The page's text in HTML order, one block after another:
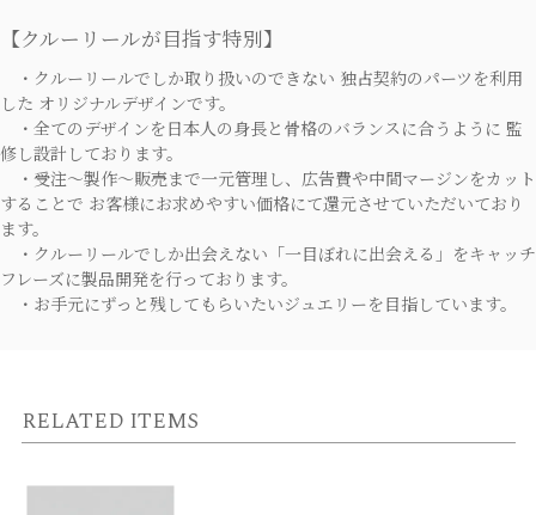
【クルーリールが目指す特別】
・クルーリールでしか取り扱いのできない 独占契約のパーツを利用
した オリジナルデザインです。
・全てのデザインを日本人の身長と骨格のバランスに合うように 監
修し設計しております。
・受注～製作～販売まで一元管理し、広告費や中間マージンをカット
することで お客様にお求めやすい価格にて還元させていただいており
ます。
・クルーリールでしか出会えない「一目ぼれに出会える」をキャッチ
フレーズに製品開発を行っております。
・お手元にずっと残してもらいたいジュエリーを目指しています。
RELATED ITEMS